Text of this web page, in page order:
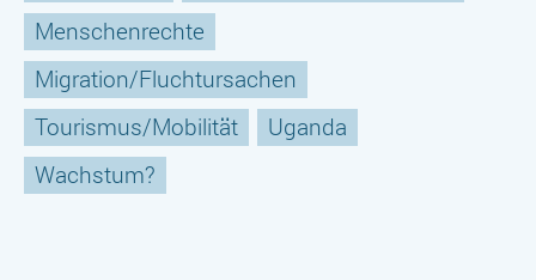
Menschenrechte
Migration/Fluchtursachen
Tourismus/Mobilität
Uganda
Wachstum?